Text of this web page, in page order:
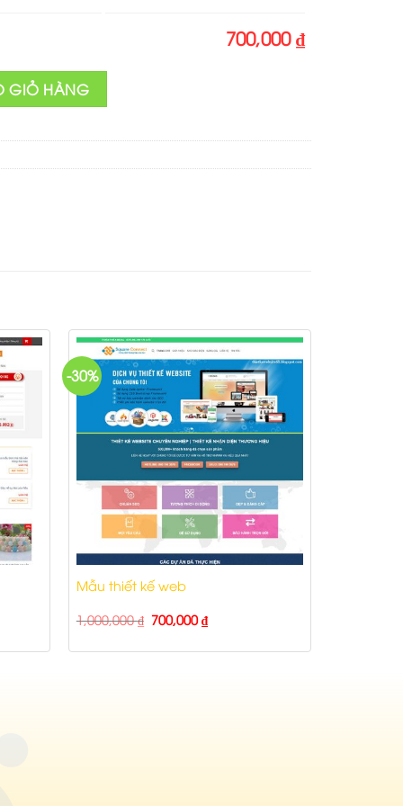
700,000 ₫
lượng
GIỎ HÀNG
-30%
Mẫu thiết kế web
1,000,000₫ 700,000₫